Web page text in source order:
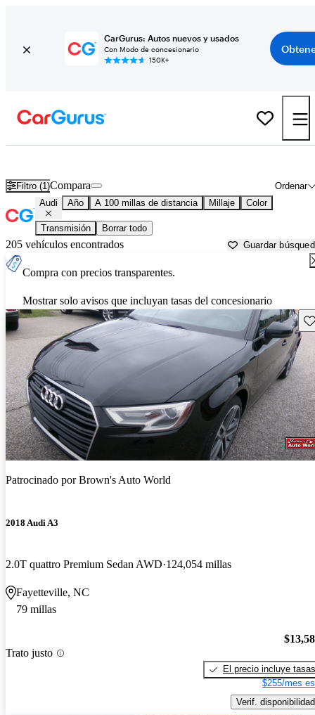
CarGurus: Autos nuevos y usados
Con Modo de concesionario
150K+
Filtro (1) Ordenar
Compara
Audi Año A 100 millas de distancia Millaje Color
Transmisión Borrar todo
205 vehículos encontrados Guardar
Compra con precios transparentes.
Mostrar solo avisos que incluyan tasas del concesionario
Patrocinado porBrown's Auto World
2018 Audi A3
2.0T quattro Premium Sedan AWD 124,054 millas
Fayetteville, NC
79 millas
Trato justo
El precio incluye tasas
$255/mes
Verif. disponibilidad